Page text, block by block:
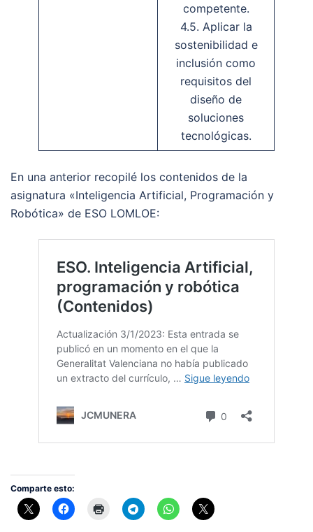
competente.
4.5. Aplicar la
sostenibilidad e
inclusión como
requisitos del
diseño de
soluciones
tecnológicas.
En una anterior recopilé los contenidos de la
asignatura «Inteligencia Artificial, Programación y
Robótica» de ESO LOMLOE:
Comparte esto: